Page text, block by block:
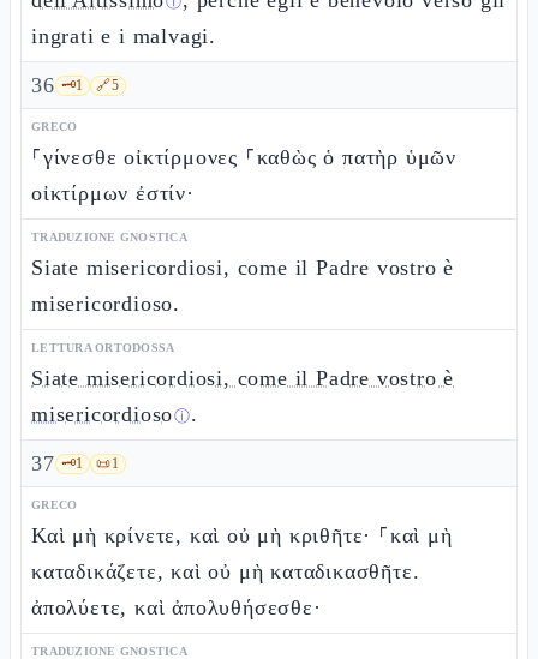
ingrati e i malvagi.
36 🗝️1 🔗5
GRECO
⸀γίνεσθε οἰκτίρμονες ⸀καθὼς ὁ πατὴρ ὑμῶν
οἰκτίρμων ἐστίν·
TRADUZIONE GNOSTICA
Siate misericordiosi, come il Padre vostro è
misericordioso.
LETTURA ORTODOSSA
Siate misericordiosi, come il Padre vostro è
misericordiosoⓘ.
37 🗝️1 📜1
GRECO
Καὶ μὴ κρίνετε, καὶ οὐ μὴ κριθῆτε· ⸀καὶ μὴ
καταδικάζετε, καὶ οὐ μὴ καταδικασθῆτε.
ἀπολύετε, καὶ ἀπολυθήσεσθε·
TRADUZIONE GNOSTICA